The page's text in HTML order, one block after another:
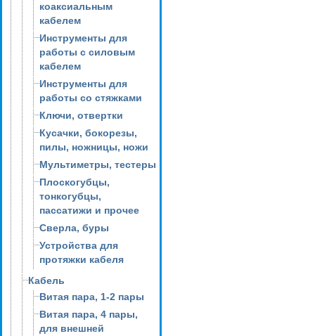
коаксиальным
кабелем
Инструменты для
работы с силовым
кабелем
Инструменты для
работы со стяжками
Ключи, отвертки
Кусачки, бокорезы,
пилы, ножницы, ножи
Мультиметры, тестеры
Плоскогубцы,
тонкогубцы,
пассатижи и прочее
Сверла, буры
Устройства для
протяжки кабеля
Кабель
Витая пара, 1-2 пары
Витая пара, 4 пары,
для внешней